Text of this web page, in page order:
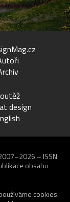
design
– ISSN
obsahu
cookies.